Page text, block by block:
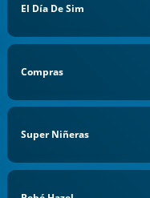
El Día De Sim
Compras
Super Niñeras